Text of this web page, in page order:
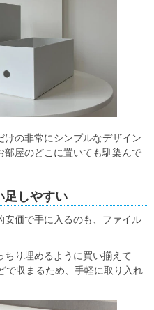
の非常にシンプルなデザイン
部屋のどこに置いても馴染んで
足しやすい
価で手に入るのも、ファイル
り埋めるように買い揃えて
で収まるため、手軽に取り入れ